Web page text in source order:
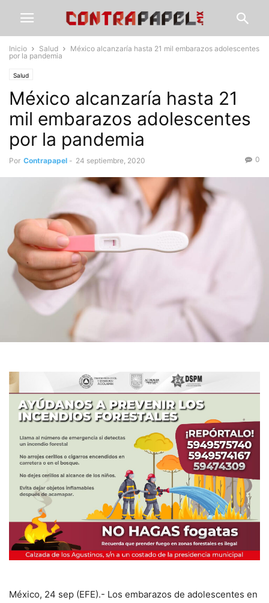
Inicio Salud
México alcanzaría hasta 21 mil embarazos adolescentes
por la pandemia
Salud
México alcanzaría hasta 21
mil embarazos adolescentes
por la pandemia
Por Contrapapel - 24 septiembre, 2020 0
México, 24 sep (EFE).- Los embarazos de adolescentes en